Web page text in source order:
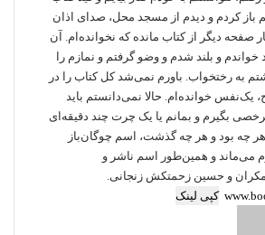
باز کردم و دیدم از مسجد محل، صدای اذان
صفحه دیگر از کتاب مانده که نخوانده‌ام. آن
خواندم و بلند شدم و وضو گرفتم و نمازم را
به رختخواب. باورم نمی‌شد کل کتاب را در
خوانده‌ام. حالا نمی‌دانستم باید
بگیرم و بمانم یا یک چرت چند دقیقه‌ای
چه بود و هر چه گذشت، اسم چوگان‌باز
می‌ماند و همین‌طور اسم ناشر و
و حسین زحمتکش زنجانی.
کپی لینک